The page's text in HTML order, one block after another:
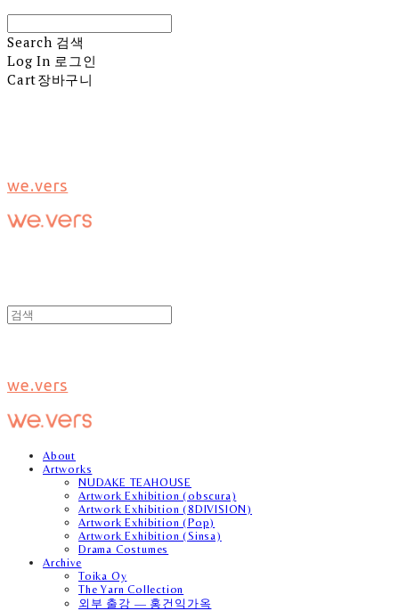
Search 검색
Log In 로그인
Cart장바구니
we.vers
we.vers
About
Artworks
NUDAKE TEAHOUSE
Artwork Exhibition (obscura)
Artwork Exhibition (8DIVISION)
Artwork Exhibition (Pop)
Artwork Exhibition (Sinsa)
Drama Costumes
Archive
Toika Oy
The Yarn Collection
외부 출강 — 홍건익가옥